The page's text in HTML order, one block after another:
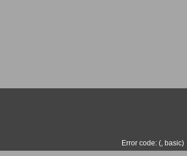
Error code: (, basic)